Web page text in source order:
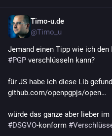
Timo-u.de
@Timo_u
Jemand einen Tipp wie ich den
#PGP verschlüsseln kann?
für JS habe ich diese Lib
github.com/openpgpjs/open…
würde das ganze aber lieber im
#DSGVO-konform #